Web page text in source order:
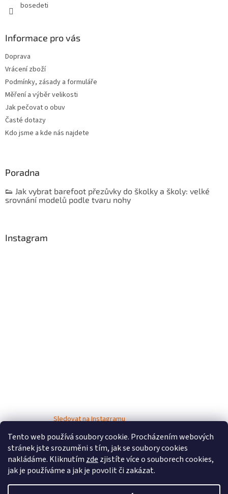
Tento web používá soubory cookie. Procházením webových
stránek jste srozuměni s tím, jak se soubory cookies
nakládáme. Kliknutím zde zjistíte více o souborech cookies,
jak je používáme a jak je povolit či zakázat.
bosedeti
Informace pro vás
Doprava
Vrácení zboží
Podmínky, zásady a formuláře
Měření a výběr velikosti
Jak pečovat o obuv
Časté dotazy
Kdo jsme a kde nás najdete
Poradna
👟 Jak vybrat barefoot přezůvky do školky a školy: velké
srovnání modelů podle tvaru nohy
Instagram
Sledovat na Instagramu